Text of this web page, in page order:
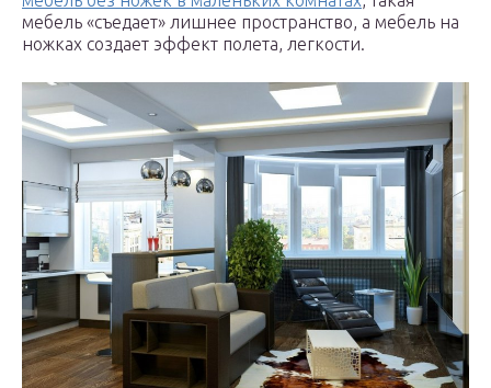
мебель «съедает» лишнее пространство, а мебель на
ножках создает эффект полета, легкости.